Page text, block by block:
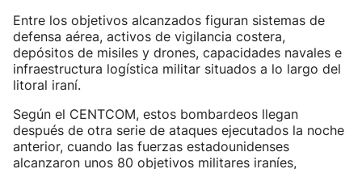
Entre los objetivos alcanzados figuran sistemas de
defensa aérea, activos de vigilancia costera,
depósitos de misiles y drones, capacidades navales e
infraestructura logística militar situados a lo largo del
litoral iraní.
Según el CENTCOM, estos bombardeos llegan
después de otra serie de ataques ejecutados la noche
anterior, cuando las fuerzas estadounidenses
alcanzaron unos 80 objetivos militares iraníes,